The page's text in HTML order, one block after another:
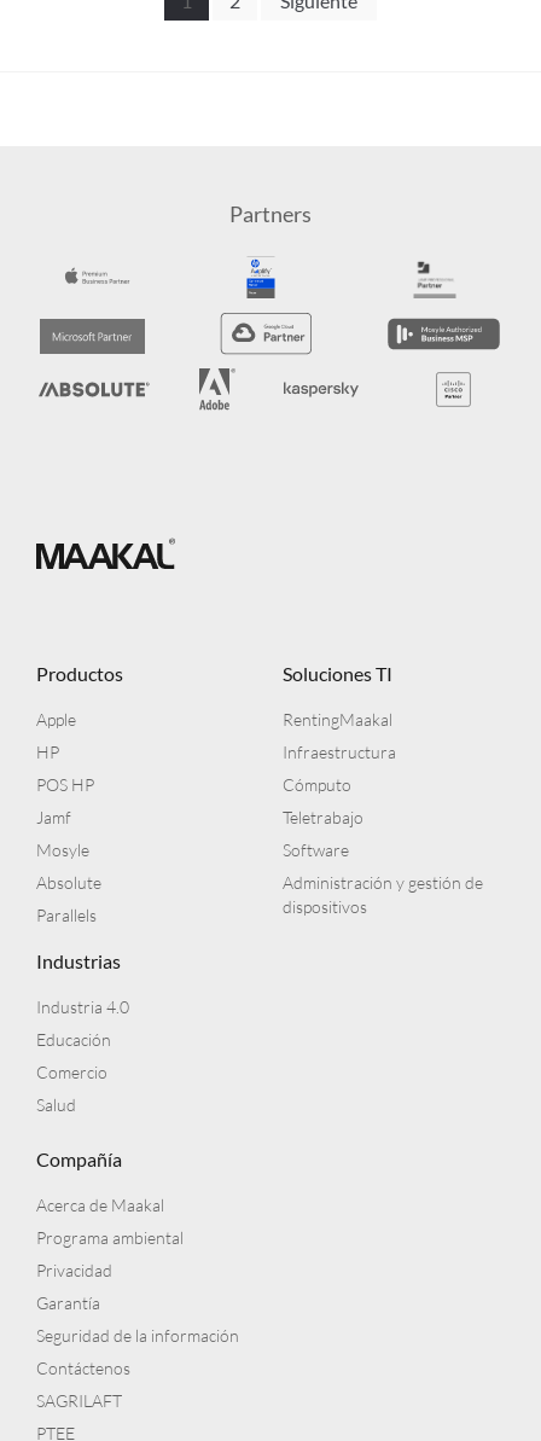
Partners
Productos
Apple
HP
POS HP
Jamf
Mosyle
Absolute
Parallels
Soluciones TI
RentingMaakal
Infraestructura
Cómputo
Teletrabajo
Software
Administración y gestión de
dispositivos
Industrias
Industria 4.0
Educación
Comercio
Salud
Compañía
Acerca de Maakal
Programa ambiental
Privacidad
Garantía
Seguridad de la información
Contáctenos
SAGRILAFT
PTEE